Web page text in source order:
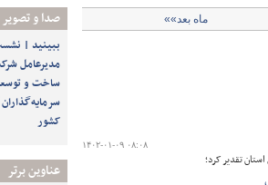
صدا و تصوير
ببینید |
مدیرعامل
ساخت و
کشور
عناوین برتر
ماه بعد»»
۱۴۰۲-۰۱-۰۹ ۰۸:۰۸
تقدیر کرد؛